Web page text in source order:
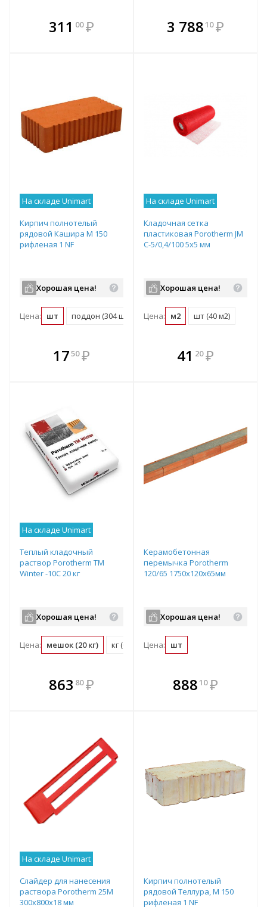
311 00 ₽
В комплекте
всегда выгоднее!
В комплекте
всегда выгоднее!
3 788 10 ₽
На складе Unimart
Кирпич полнотелый
рядовой Кашира М 150
рифленая 1 NF
Хорошая цена!
Цена: шт поддон (304 шт)
1750 ₽
В комплекте
всегда выгоднее!
На складе Unimart
Кладочная сетка
пластиковая Porotherm JM
C-5/0,4/100 5х5 мм
Хорошая цена!
Цена: м2 шт (40 м2)
В комплекте
всегда выгоднее!
41 20 ₽
На складе Unimart
Теплый кладочный
раствор Porotherm TM
Winter -10C 20 кг
Хорошая цена!
Цена: мешок (20 кг) кг (0.05 мешок)
863 80 ₽
В комплекте
всегда выгоднее!
Керамобетонная
перемычка Porotherm
120/65 1750х120х65мм
Хорошая цена!
Цена: шт
В комплекте
всегда выгоднее!
888 10 ₽
На складе Unimart
Слайдер для нанесения
раствора Porotherm 25M
300х800х18 мм
Кирпич полнотелый
рядовой Теллура, М 150
рифленая 1 NF